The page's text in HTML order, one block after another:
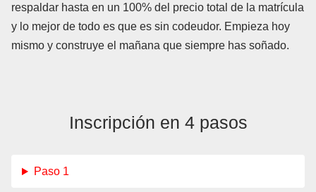
respaldar hasta en un 100% del precio total de la matrícula
y lo mejor de todo es que es sin codeudor. Empieza hoy
mismo y construye el mañana que siempre has soñado.
Inscripción en 4 pasos
Paso 1